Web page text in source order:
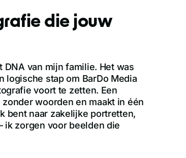
die jouw
van mijn familie. Het was
logische stap om BarDo Media
voort te zetten. Een
woorden en maakt in één
bent naar zakelijke portretten,
ik zorgen voor beelden die